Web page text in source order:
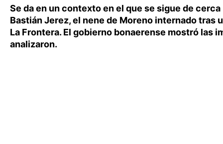
Se da en un contexto en el que se sigue de cerca
Bastián Jerez, el nene de Moreno internado tras
La Frontera. El gobierno bonaerense mostró las
analizaron.